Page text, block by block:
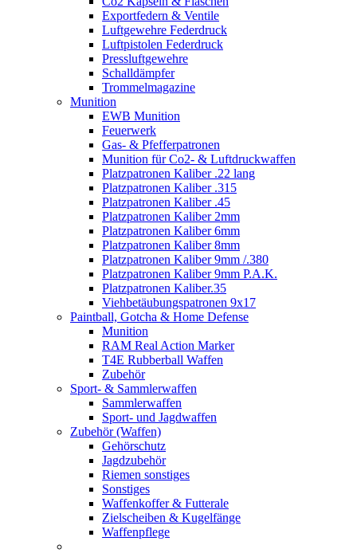
Exportfedern & Ventile
Luftgewehre Federdruck
Luftpistolen Federdruck
Pressluftgewehre
Schalldämpfer
Trommelmagazine
Munition
EWB Munition
Feuerwerk
Gas- & Pfefferpatronen
Munition für Co2- & Luftdruckwaffen
Platzpatronen Kaliber .22 lang
Platzpatronen Kaliber .315
Platzpatronen Kaliber .45
Platzpatronen Kaliber 2mm
Platzpatronen Kaliber 6mm
Platzpatronen Kaliber 8mm
Platzpatronen Kaliber 9mm /.380
Platzpatronen Kaliber 9mm P.A.K.
Platzpatronen Kaliber.35
Viehbetäubungspatronen 9x17
Paintball, Gotcha & Home Defense
Munition
RAM Real Action Marker
T4E Rubberball Waffen
Zubehör
Sport- & Sammlerwaffen
Sammlerwaffen
Sport- und Jagdwaffen
Zubehör (Waffen)
Gehörschutz
Jagdzubehör
Riemen sonstiges
Sonstiges
Waffenkoffer & Futterale
Zielscheiben & Kugelfänge
Waffenpflege